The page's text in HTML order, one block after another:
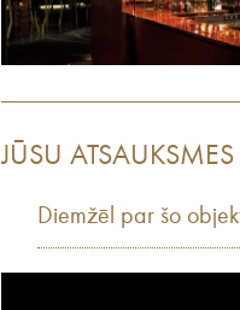
JŪSU ATSAUKSMES
Diemžēl par šo